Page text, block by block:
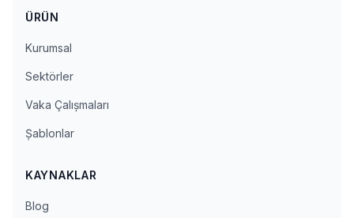
ÜRÜN
Kurumsal
Sektörler
Vaka Çalışmaları
Şablonlar
KAYNAKLAR
Blog